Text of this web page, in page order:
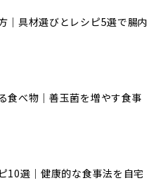
｜具材選びとレシピ5選で腸内
食べ物｜善玉菌を増やす食事
10選｜健康的な食事法を自宅